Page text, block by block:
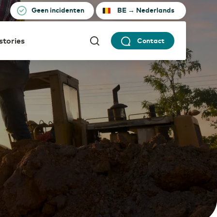
Geen incidenten BE → Nederlands
Contact
Security
Transporteer op een verantwoorde manier
WDM Encrypted
Datatransport maximaal beveiligd
sector
als recept voor
met industrie 4.0
en Persberichten
Netherlands
Belgium English
Germany English